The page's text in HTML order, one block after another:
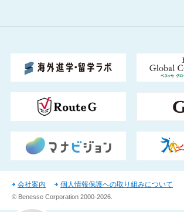
会社案内 個人情報保護への取り組みについて
© Benesse Corporation 2000-2026